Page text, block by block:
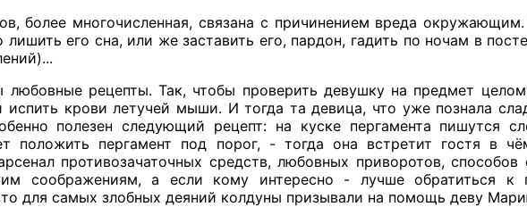
более многочисленная, связана с причинением вреда
лишить его сна, или же заставить его, пардон, гадить по ночам в
любовные рецепты. Так, чтобы проверить девушку на предмет
крови летучей мыши. И тогда та девица, что уже познала
полезен следующий рецепт: на куске пергамента пишутся
положить пергамент под порог, - тогда она встретит гостя в
противозачаточных средств, любовных приворотов,
соображениям, а если кому интересно - лучше обратиться к
для самых злобных деяний колдуны призывали на помощь деву